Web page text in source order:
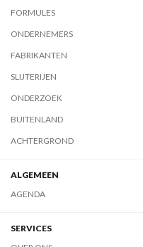
FORMULES
ONDERNEMERS
FABRIKANTEN
SLIJTERIJEN
ONDERZOEK
BUITENLAND
ACHTERGROND
ALGEMEEN
AGENDA
SERVICES